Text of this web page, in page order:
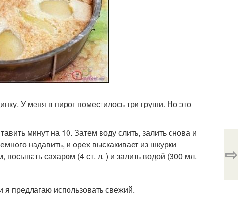
У меня в пирог поместилось три груши. Но это
минут на 10. Затем воду слить, залить снова и
надавить, и орех выскакивает из шкурки
посыпать сахаром (4 ст. л. ) и залить водой (300 мл.
предлагаю использовать свежий.
⇨